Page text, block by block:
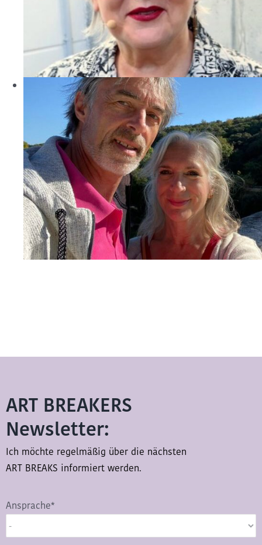
ART BREAKERS
Newsletter:
Ich möchte regelmäßig über die nächsten
ART BREAKS informiert werden.
Ansprache*